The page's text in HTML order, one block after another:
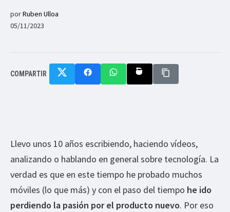
porRuben Ulloa
05/11/2023
COMPARTIR
Llevo unos 10 años escribiendo, haciendo vídeos,
analizando o hablando en general sobre tecnología. La
verdad es que en este tiempo he probado muchos
móviles (lo que más) y con el paso del tiempo he ido
perdiendo la pasión por el producto nuevo. Por eso